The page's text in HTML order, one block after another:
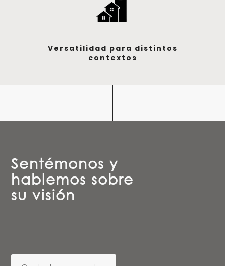
Versatilidad para distintos
contextos
Sentémonos y
hablemos sobre
su visión